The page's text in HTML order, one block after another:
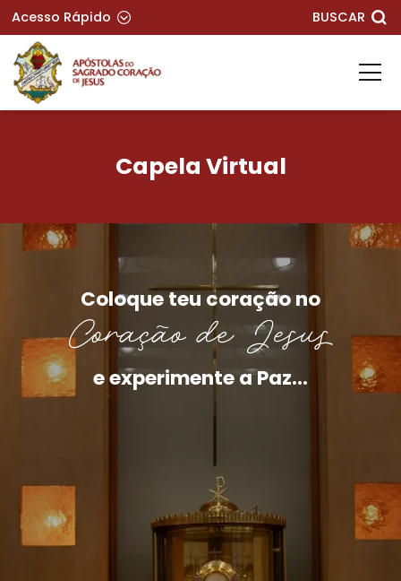
Acesso Rápido BUSCAR
Capela Virtual
Coloque teu coração no
Coração de Jesus
e experimente a Paz...